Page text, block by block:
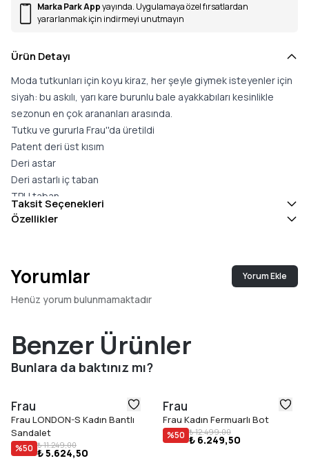
Marka Park Appyayında. Uygulamaya özel fırsatlardan
yararlanmak için indirmeyi unutmayın
Ürün Detayı
Moda tutkunları için koyu kiraz, her şeyle giymek isteyenler için
siyah: bu askılı, yarı kare burunlu bale ayakkabıları kesinlikle
sezonun en çok arananları arasında.
Tutku ve gururla Frau''da üretildi
Patent deri üst kısım
Deri astar
Deri astarlı iç taban
TPU taban
Tarzdan üretime, hepsi İtalya''da üretildi
Üretim Yeri: İtalya
Taksit Seçenekleri
Özellikler
Yorumlar Yorum Ekle
Henüz yorum bulunmamaktadır
Benzer Ürünler
Bunlara da baktınız mı?
Frau
Frau LONDON-S Kadın Bantlı
Sandalet
%50 ₺ 11.249,00
₺ 5.624,50
Frau
Frau Kadın Fermuarlı Bot
%50 ₺ 12.499,00
₺ 6.249,50